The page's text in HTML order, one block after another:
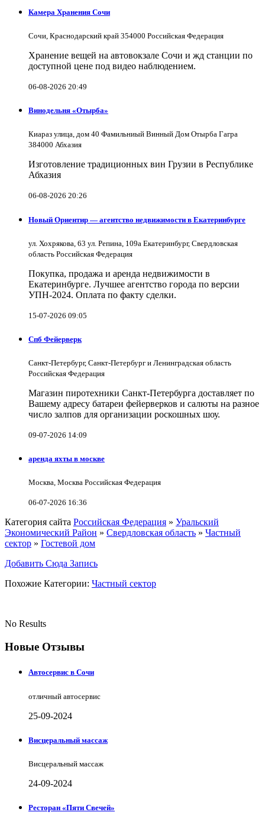
Камера Хранения Сочи
Сочи, Краснодарский край 354000 Российская Федерация
Хранение вещей на автовокзале Сочи и жд станции по
доступной цене под видео наблюдением.
06-08-2026 20:49
Винодельня «Отырба»
Киараз улица, дом 40 Фамильниый Винный Дом Отырба Гагра
384000 Абхазия
Изготовление традиционных вин Грузии в Республике
Абхазия
06-08-2026 20:26
Новый Ориентир — агентство недвижимости в Екатеринбурге
ул. Хохрякова, 63 ул. Репина, 109a Екатеринбург, Свердловская
область Российская Федерация
Покупка, продажа и аренда недвижимости в
Екатеринбурге. Лучшее агентство города по версии
УПН-2024. Оплата по факту сделки.
15-07-2026 09:05
Спб Фейерверк
Санкт-Петербург, Санкт-Петербург и Ленинградская область
Российская Федерация
Магазин пиротехники Санкт-Петербурга доставляет по
Вашему адресу батареи фейерверков и салюты на разное
число залпов для организации роскошных шоу.
09-07-2026 14:09
аренда яхты в москве
Москва, Москва Российская Федерация
06-07-2026 16:36
Категория сайта Российская Федерация » Уральский
Экономический Район » Свердловская область » Частный
сектор » Гостевой дом
Добавить Сюда Запись
Похожие Категории: Частный сектор
No Results
Новые Отзывы
Автосервис в Сочи
отличный автосервис
25-09-2024
Висцеральный массаж
Висцеральный массаж
24-09-2024
Ресторан «Пяти Свечей»